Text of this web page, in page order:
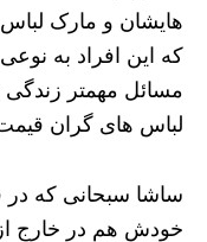
هایشان و مارک لباس
که این افراد به
مسائل مهمتر زندگی
لباس های گران
ساشا سبحانی که
خودش هم در خارج